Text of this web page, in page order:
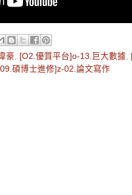
豪, [O2.優質平台]o-13.巨大數據,
碩博士進修]z-02.論文寫作